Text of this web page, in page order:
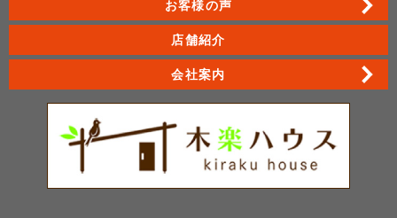
お客様の声
店舗紹介
会社案内